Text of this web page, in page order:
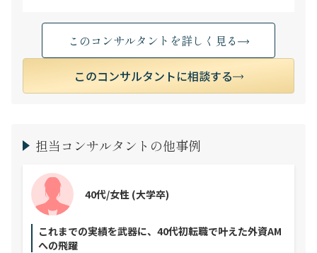
このコンサルタントを詳しく見る
このコンサルタントに相談する
担当コンサルタントの他事例
これまでの実績を武器に、40代初転職で叶えた外資AM
への飛躍
40代/女性 (大学卒)